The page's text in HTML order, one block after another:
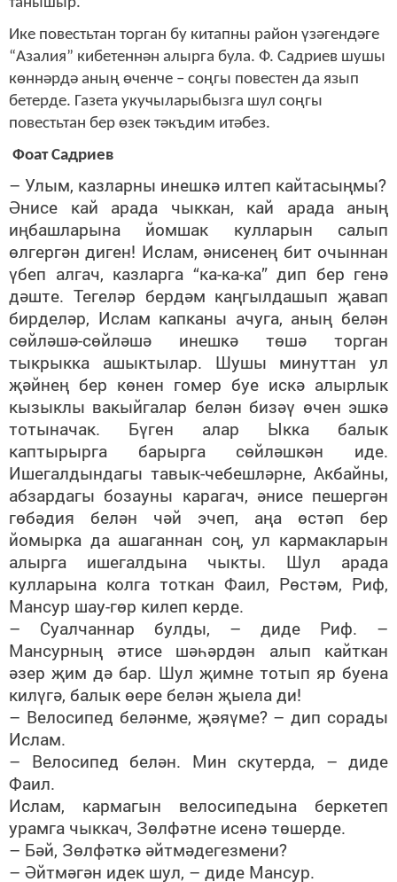
Ике повестьтан торган бу китапны район үзәгендәге
“Азалия” кибетеннән алырга була. Ф. Садриев шушы
көннәрдә аның өченче – соңгы повестен да язып
бетерде. Газета укучыларыбызга шул соңгы
повестьтан бер өзек тәкъдим итәбез.
Фоат Садриев
– Улым, казларны инешкә илтеп кайтасыңмы?
Әнисе кай арада чыккан, кай арада аның
иңбашларына йомшак кулларын салып
өлгергән диген! Ислам, әнисенең бит очыннан
үбеп алгач, казларга “ка-ка-ка” дип бер генә
дәште. Тегеләр бердәм каңгылдашып җавап
бирделәр, Ислам капканы ачуга, аның белән
сөйләшә-сөйләшә инешкә төшә торган
тыкрыкка ашыктылар. Шушы минуттан ул
җәйнең бер көнен гомер буе искә алырлык
кызыклы вакыйгалар белән бизәү өчен эшкә
тотыначак. Бүген алар Ыкка балык
каптырырга барырга сөйләшкән иде.
Ишегалдындагы тавык-чебешләрне, Акбайны,
абзардагы бозауны карагач, әнисе пешергән
гөбәдия белән чәй эчеп, аңа өстәп бер
йомырка да ашаганнан соң, ул кармакларын
алырга ишегалдына чыкты. Шул арада
кулларына колга тоткан Фаил, Рөстәм, Риф,
Мансур шау-гөр килеп керде.
– Суалчаннар булды, – диде Риф. –
Мансурның әтисе шәһәрдән алып кайткан
әзер җим дә бар. Шул җимне тотып яр буена
килүгә, балык өере белән җыела ди!
– Велосипед беләнме, җәяүме? – дип сорады
Ислам.
– Велосипед белән. Мин скутерда, – диде
Фаил.
Ислам, кармагын велосипедына беркетеп
урамга чыккач, Зөлфәтне исенә төшерде.
– Бәй, Зөлфәткә әйтмәдегезмени?
– Әйтмәгән идек шул, – диде Мансур.